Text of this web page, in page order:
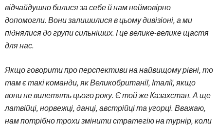
відчайдушно билися за себе й нам неймовірно
допомогли. Вони залишилися в цьому дивізіоні, а ми
піднялися до групи сильніших. І це велике-велике щастя
для нас.
Якщо говорити про перспективи на найвищому рівні, то
там є такі команди, як Великобританії, Італії, якщо
вони не вилетять цього року. Є той же Казахстан. А ще
латвійці, норвежці, данці, австрійці та угорці. Вважаю,
нам потрібно трохи змінити стратегію на турнір, коли